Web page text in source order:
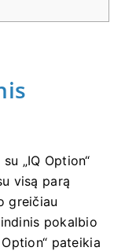
„IQ Option“
visą parą
greičiau
pokalbio
pateikia